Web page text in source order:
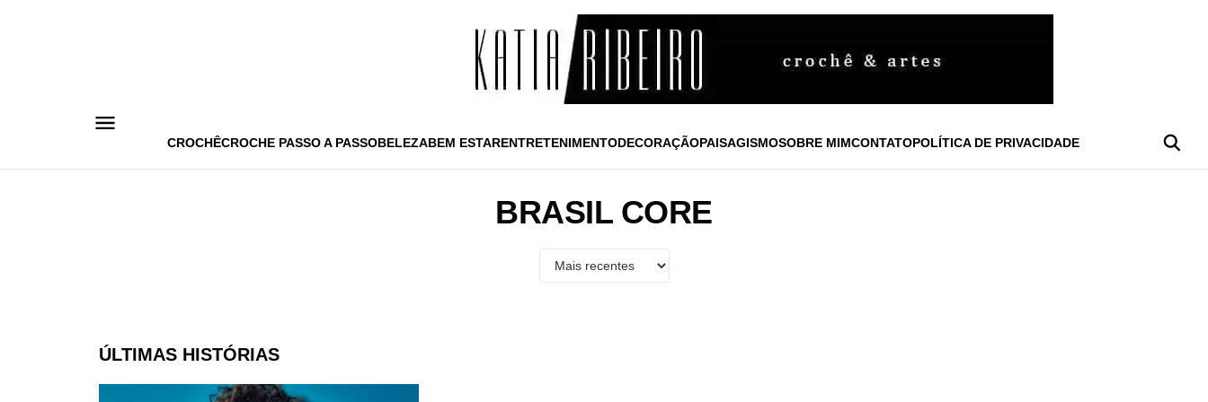
CROCHÊCROCHE PASSO A PASSOBELEZABEM ESTARENTRETENIMENTODECORAÇÃOPAISAGISMOSOBRE MIMCONTATOPOLÍTICA DE PRIVACIDADE
BRASIL CORE
ÚLTIMAS HISTÓRIAS